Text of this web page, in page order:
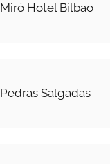
Miró Hotel Bilbao
Pedras Salgadas